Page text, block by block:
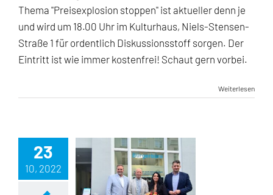
+++
Thema "Preisexplosion stoppen" ist aktueller denn je
und wird um 18.00 Uhr im Kulturhaus, Niels-Stensen-
Straße 1 für ordentlich Diskussionsstoff sorgen. Der
Eintritt ist wie immer kostenfrei! Schaut gern vorbei.
Weiterlesen
23
10, 2022